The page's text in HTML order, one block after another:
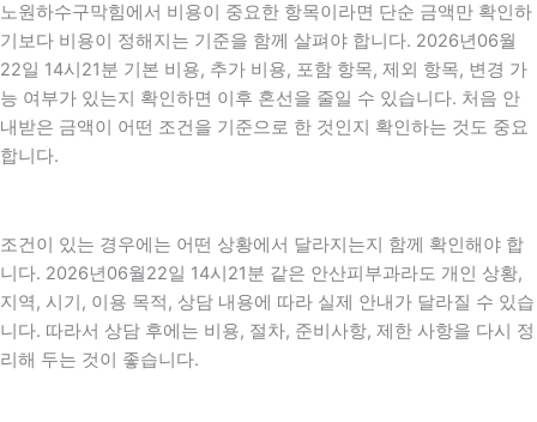
노원하수구막힘에서 비용이 중요한 항목이라면 단순 금액만 확인하
기보다 비용이 정해지는 기준을 함께 살펴야 합니다. 2026년06월
22일 14시21분 기본 비용, 추가 비용, 포함 항목, 제외 항목, 변경 가
능 여부가 있는지 확인하면 이후 혼선을 줄일 수 있습니다. 처음 안
내받은 금액이 어떤 조건을 기준으로 한 것인지 확인하는 것도 중요
합니다.
조건이 있는 경우에는 어떤 상황에서 달라지는지 함께 확인해야 합
니다. 2026년06월22일 14시21분 같은 안산피부과라도 개인 상황,
지역, 시기, 이용 목적, 상담 내용에 따라 실제 안내가 달라질 수 있습
니다. 따라서 상담 후에는 비용, 절차, 준비사항, 제한 사항을 다시 정
리해 두는 것이 좋습니다.